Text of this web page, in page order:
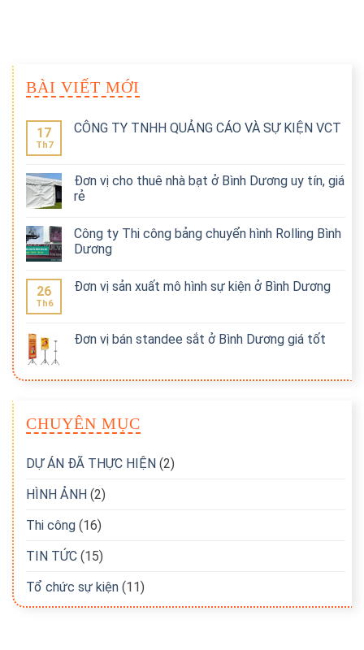
BÀI VIẾT MỚI
17
Th7
CÔNG TY TNHH QUẢNG CÁO VÀ SỰ KIỆN VCT
Đơn vị cho thuê nhà bạt ở Bình Dương uy tín, giá
rẻ
Công ty Thi công bảng chuyển hình Rolling Bình
Dương
26
Th6
Đơn vị sản xuất mô hình sự kiện ở Bình Dương
Đơn vị bán standee sắt ở Bình Dương giá tốt
CHUYÊN MỤC
DỰ ÁN ĐÃ THỰC HIỆN (2)
HÌNH ẢNH (2)
Thi công (16)
TIN TỨC (15)
Tổ chức sự kiện (11)